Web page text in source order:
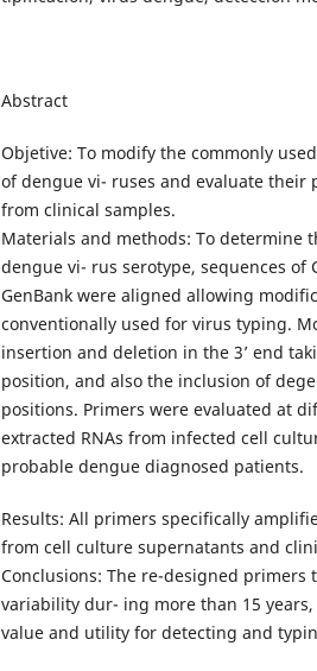
Abstract
Objetive: To modify the commonly
of dengue vi- ruses and evaluate their
from clinical samples.
Materials and methods: To determine
dengue vi- rus serotype, sequences
GenBank were aligned allowing
conventionally used for virus typing.
insertion and deletion in the 3’ end
position, and also the inclusion of
positions. Primers were evaluated at
extracted RNAs from infected cell
probable dengue diagnosed patients.
Results: All primers specifically
from cell culture supernatants and
Conclusions: The re-designed primers
variability dur- ing more than 15
value and utility for detecting and